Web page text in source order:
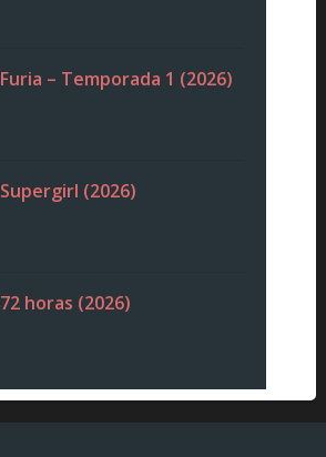
Furia – Temporada 1 (2026)
Supergirl (2026)
72 horas (2026)